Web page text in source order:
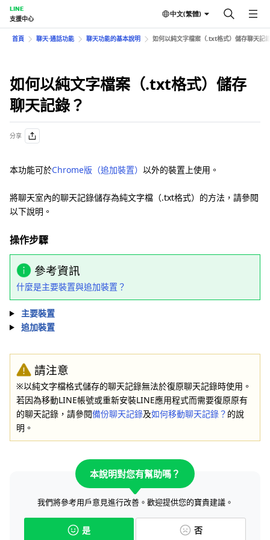
LINE
支援中心
中文(繁體)
首頁 聊天⋅通話功能 聊天功能的基本說明 如何以純文字檔案（.txt格式）儲存聊天記
如何以純文字檔案（.txt格式）儲存
聊天記錄？
分享
本功能可於Chrome版（追加裝置） 以外的裝置上使用。
將聊天室內的聊天記錄儲存為純文字檔（.txt格式）的方法，請參閱
以下說明。
操作步驟
參考資訊
什麼是主要裝置與追加裝置？
主要裝置
追加裝置
請注意
※以純文字檔格式儲存的聊天記錄無法於復原聊天記錄時使用。
若因為移動LINE帳號或重新安裝LINE應用程式而需要復原原有
的聊天記錄，請參閱備份聊天記錄及如何移動聊天記錄？ 的說
明。
本說明對您有幫助嗎？
我們將參考用戶意見進行改善。歡迎提供您的寶貴建議。
是 否